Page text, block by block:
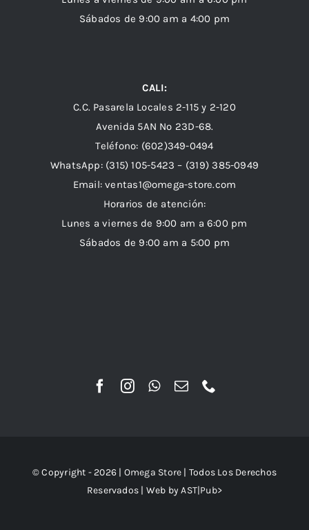
Sábados de 9:00 am a 4:00 pm
CALI:
C.C. Pasarela Locales 2-115 y 2-120
Avenida 5AN Nº 23D-68.
Teléfono: (602)349-0494
WhatsApp: (315) 105-5423 – (319) 385-0949
Email:ventas1@omega-store.com
Horarios de atención:
Lunes a viernes de 9:00 am a 6:00 pm
Sábados de 9:00 am a 5:00 pm
© Copyright - 2026 | Omega Store | Todos Los Derechos
Reservados | Web byAST|Pub>